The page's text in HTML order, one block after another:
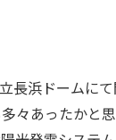
長浜ドームに
々あったかと